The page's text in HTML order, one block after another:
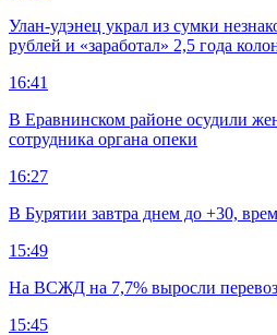
Улан-удэнец украл из сумки
рублей и «заработал» 2,5 года
16:41
В Еравнинском районе осудили
сотрудника органа опеки
16:27
В Бурятии завтра днем до +30,
15:49
На ВСЖД на 7,7% выросли
15:45